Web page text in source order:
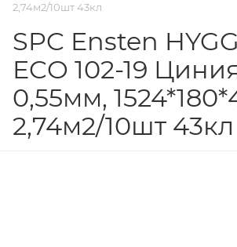
2,74м2/10шт 43кл
SPC Ensten
ECO 102-19
0,55мм,
2,74м2/10шт 43кл